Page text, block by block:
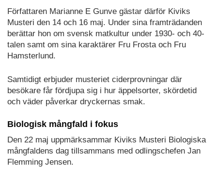
Författaren Marianne E Gunve gästar därför Kiviks
Musteri den 14 och 16 maj. Under sina framträdanden
berättar hon om svensk matkultur under 1930- och 40-
talen samt om sina karaktärer Fru Frosta och Fru
Hamsterlund.
Samtidigt erbjuder musteriet ciderprovningar där
besökare får fördjupa sig i hur äppelsorter, skördetid
och väder påverkar dryckernas smak.
Biologisk mångfald i fokus
Den 22 maj uppmärksammar Kiviks Musteri Biologiska
mångfaldens dag tillsammans med odlingschefen Jan
Flemming Jensen.